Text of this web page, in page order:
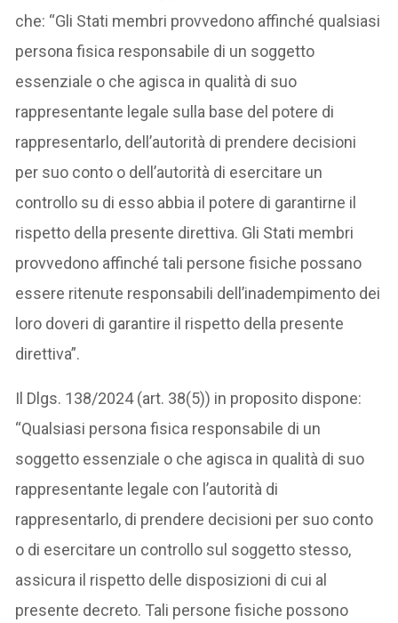
che: “Gli Stati membri provvedono affinché qualsiasi
persona fisica responsabile di un soggetto
essenziale o che agisca in qualità di suo
rappresentante legale sulla base del potere di
rappresentarlo, dell’autorità di prendere decisioni
per suo conto o dell’autorità di esercitare un
controllo su di esso abbia il potere di garantirne il
rispetto della presente direttiva. Gli Stati membri
provvedono affinché tali persone fisiche possano
essere ritenute responsabili dell’inadempimento dei
loro doveri di garantire il rispetto della presente
direttiva”.
Il Dlgs. 138/2024 (art. 38(5)) in proposito dispone:
“Qualsiasi persona fisica responsabile di un
soggetto essenziale o che agisca in qualità di suo
rappresentante legale con l’autorità di
rappresentarlo, di prendere decisioni per suo conto
o di esercitare un controllo sul soggetto stesso,
assicura il rispetto delle disposizioni di cui al
presente decreto. Tali persone fisiche possono